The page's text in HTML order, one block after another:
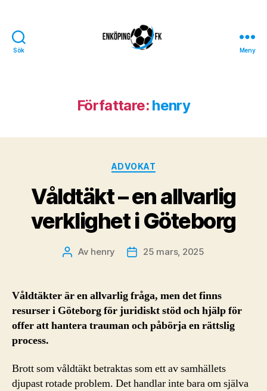
Sök Meny
Författare: henry
Kategorier
ADVOKAT
Våldtäkt – en allvarlig
verklighet i Göteborg
Inläggsförfattare
Av henry Inläggsdatum
25 mars, 2025
Våldtäkter är en allvarlig fråga, men det finns
resurser i Göteborg för juridiskt stöd och hjälp för
offer att hantera trauman och påbörja en rättslig
process.
Brott som våldtäkt betraktas som ett av samhällets
djupast rotade problem. Det handlar inte bara om själva